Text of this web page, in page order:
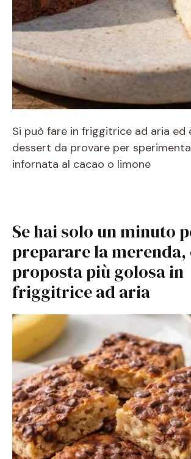
Si può fare in friggitrice ad aria ed
dessert da provare per
infornata al cacao o limone
Se hai solo un minuto
preparare la merenda,
proposta più golosa in
friggitrice ad aria